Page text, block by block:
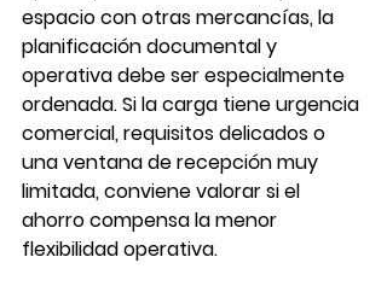
espacio con otras mercancías, la
planificación documental y
operativa debe ser especialmente
ordenada. Si la carga tiene urgencia
comercial, requisitos delicados o
una ventana de recepción muy
limitada, conviene valorar si el
ahorro compensa la menor
flexibilidad operativa.